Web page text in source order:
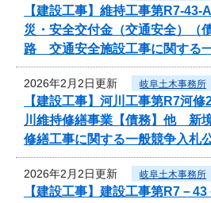
【建設工事】維持工事第R7-
災・安全交付金（交通安全）（
路 交通安全施設工事に関する
2026年2月2日更新 岐阜土木事務所
【建設工事】河川工事第R7
川維持修繕事業【債務】他 新
修繕工事に関する一般競争入札
2026年2月2日更新 岐阜土木事務所
【建設工事】建設工事第R7－